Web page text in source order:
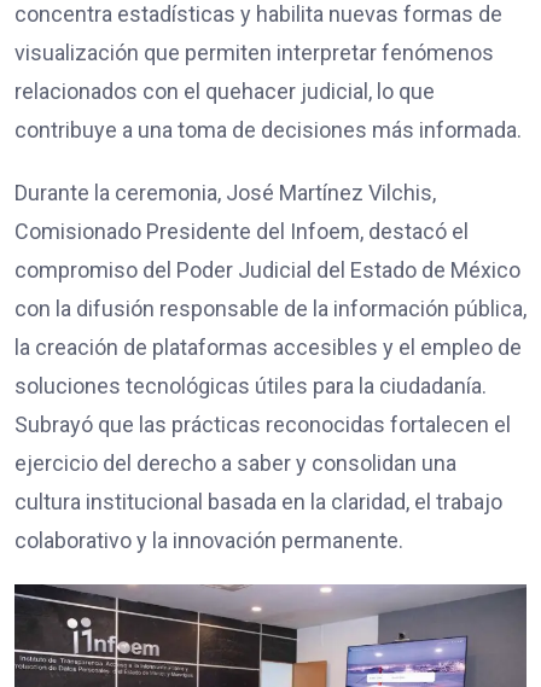
concentra estadísticas y habilita nuevas formas de
visualización que permiten interpretar fenómenos
relacionados con el quehacer judicial, lo que
contribuye a una toma de decisiones más informada.
Durante la ceremonia, José Martínez Vilchis,
Comisionado Presidente del Infoem, destacó el
compromiso del Poder Judicial del Estado de México
con la difusión responsable de la información pública,
la creación de plataformas accesibles y el empleo de
soluciones tecnológicas útiles para la ciudadanía.
Subrayó que las prácticas reconocidas fortalecen el
ejercicio del derecho a saber y consolidan una
cultura institucional basada en la claridad, el trabajo
colaborativo y la innovación permanente.